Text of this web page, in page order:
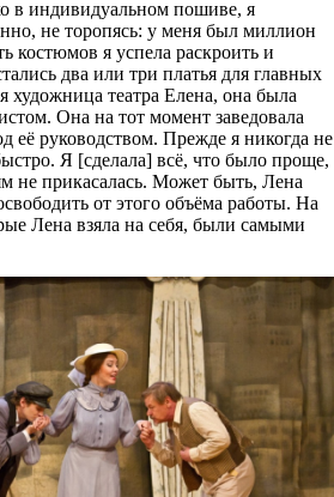
в индивидуальном пошиве, я
не торопясь: у меня был миллион
костюмов я успела раскроить и
два или три платья для главных
художница театра Елена, она была
Она на тот момент заведовала
её руководством. Прежде я никогда не
Я [сделала] всё, что было проще,
не прикасалась. Может быть, Лена
от этого объёма работы. На
Лена взяла на себя, были самыми